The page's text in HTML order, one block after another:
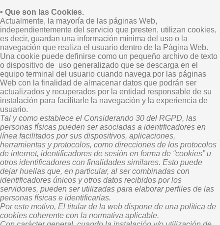
• Que son las Cookies.
Actualmente, la mayoría de las páginas Web,
independientemente del servicio que presten, utilizan cookies,
es decir, guardan una información mínima del uso o la
navegación que realiza el usuario dentro de la Página Web.
Una cookie puede definirse como un pequeño archivo de texto
o dispositivo de uso generalizado que se descarga en el
equipo terminal del usuario cuando navega por las páginas
Web con la finalidad de almacenar datos que podrán ser
actualizados y recuperados por la entidad responsable de su
instalación para facilitarle la navegación y la experiencia de
usuario.
Tal y como establece el Considerando 30 del RGPD, las
personas físicas pueden ser asociadas a identificadores en
línea facilitados por sus dispositivos, aplicaciones,
herramientas y protocolos, como direcciones de los protocolos
de internet, identificadores de sesión en forma de “cookies” u
otros identificadores con finalidades similares. Esto puede
dejar huellas que, en particular, al ser combinadas con
identificadores únicos y otros datos recibidos por los
servidores, pueden ser utilizadas para elaborar perfiles de las
personas físicas e identificarlas.
Por este motivo, El titular de la web dispone de una política de
cookies coherente con la normativa aplicable.